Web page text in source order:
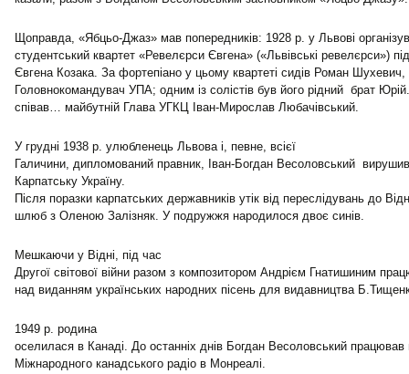
Щоправда, «Ябцьо-Джаз» мав попередників: 1928 р. у Львові
студентський квартет «Ревелєрси Євгена» («Львівські ревелєрси»)
Євгена Козака. За фортепіано у цьому квартеті сидів Роман Шухевич,
Головнокомандувач УПА; одним із солістів був його рідний брат
співав… майбутній Глава УГКЦ Іван-Мирослав Любачівський.
У грудні 1938 р. улюбленець Львова і, певне, всієї
Галичини, дипломований правник, Іван-Богдан Весоловський
Карпатську Україну.
Після поразки карпатських державників утік від переслідувань до
шлюб з Оленою Залізняк. У подружжя народилося двоє синів.
Мешкаючи у Відні, під час
Другої світової війни разом з композитором Андрієм Гнатишиним
над виданням українських народних пісень для видавництва
1949 р. родина
оселилася в Канаді. До останніх днів Богдан Весоловський працював в
Міжнародного канадського радіо в Монреалі.